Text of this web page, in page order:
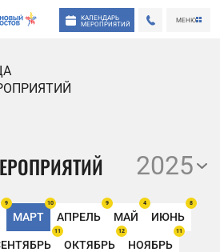
КАЛЕНДАРЬ
МЕРОПРИЯТИЙ
МЕНЮ
2025
9
МАРТ
10
АПРЕЛЬ
9
МАЙ
4
ИЮНЬ
8
11
ОКТЯБРЬ
12
НОЯБРЬ
11